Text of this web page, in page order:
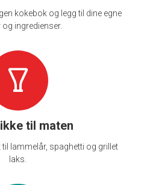
kokebok og legg til dine egne
ingredienser.
til maten
lammelår, spaghetti og grillet
laks.